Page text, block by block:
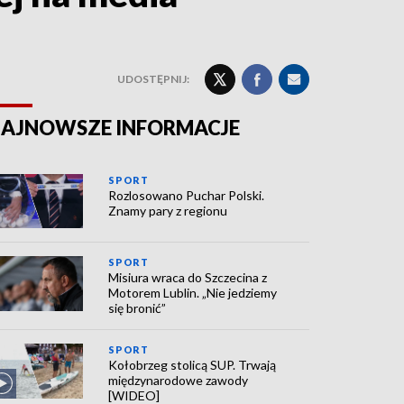
UDOSTĘPNIJ:
INFORMACJE
SPORT
Rozlosowano Puchar Polski.
Znamy pary z regionu
SPORT
Misiura wraca do Szczecina z
Motorem Lublin. „Nie jedziemy
się bronić”
SPORT
Kołobrzeg stolicą SUP. Trwają
międzynarodowe zawody
[WIDEO]